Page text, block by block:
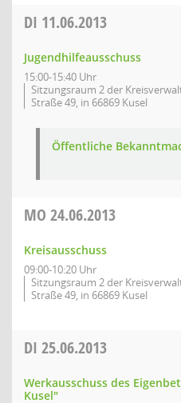
DI 11.06.2013
Jugendhilfeausschuss
15:00-15:40 Uhr
Sitzungsraum 2 der
Straße 49, in 66869 Kusel
Öffentliche
MO 24.06.2013
Kreisausschuss
09:00-10:20 Uhr
Sitzungsraum 2 der
Straße 49, in 66869 Kusel
DI 25.06.2013
Werkausschuss des
Kusel"